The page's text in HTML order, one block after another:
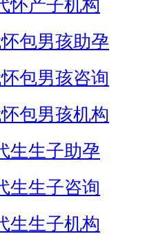
怀产子机构
包男孩助孕
包男孩咨询
包男孩机构
生生子助孕
生生子咨询
生生子机构